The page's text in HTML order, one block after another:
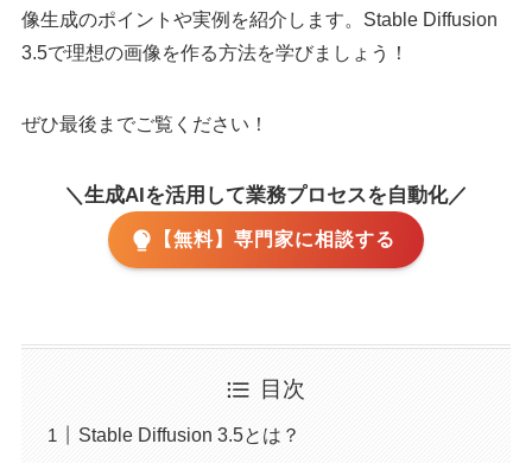
像生成のポイントや実例を紹介します。Stable Diffusion
3.5で理想の画像を作る方法を学びましょう！
ぜひ最後までご覧ください！
＼生成AIを活用して業務プロセスを自動化／
【無料】専門家に相談する
目次
Stable Diffusion 3.5とは？